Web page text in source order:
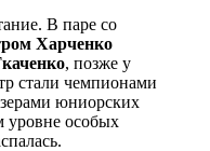
В паре со
Харченко
, позже у
стали чемпионами
юниорских
уровне особых